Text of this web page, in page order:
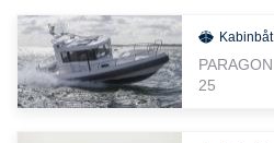
Kabinbåt
PARAGON
25